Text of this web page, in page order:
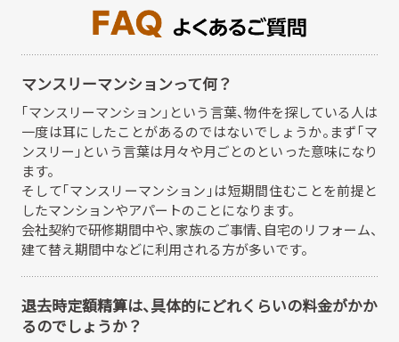
マンスリーマンションって何？
「マンスリーマンション」という言葉、物件を探している人は
一度は耳にしたことがあるのではないでしょうか。まず「マ
ンスリー」という言葉は月々や月ごとのといった意味になり
ます。
そして「マンスリーマンション」は短期間住むことを前提と
したマンションやアパートのことになります。
会社契約で研修期間中や、家族のご事情、自宅のリフォーム、
建て替え期間中などに利用される方が多いです。
退去時定額精算は、具体的にどれくらいの料金がかか
るのでしょうか？